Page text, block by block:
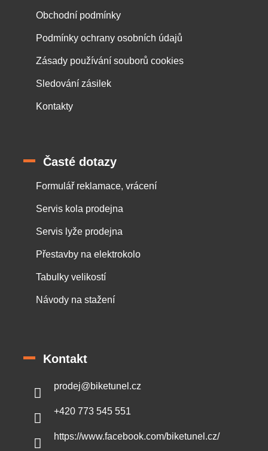
Obchodní podmínky
Podmínky ochrany osobních údajů
Zásady používání souborů cookies
Sledování zásilek
Kontakty
Časté dotazy
Formulář reklamace, vrácení
Servis kola prodejna
Servis lyže prodejna
Přestavby na elektrokolo
Tabulky velikostí
Návody na stažení
Kontakt
prodej@biketunel.cz
+420 773 545 551
https://www.facebook.com/biketunel.cz/